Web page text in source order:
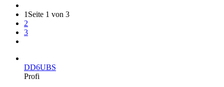
1 Seite 1 von 3
2
3
DD6UBS
Profi